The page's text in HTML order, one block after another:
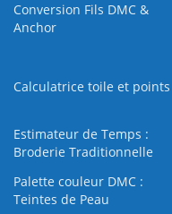
Conversion Fils DMC &
Anchor
Calculatrice toile et points
Estimateur de Temps :
Broderie Traditionnelle
Palette couleur DMC :
Teintes de Peau